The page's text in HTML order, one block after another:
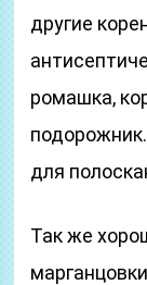
другие
ромашка,
для
Так же